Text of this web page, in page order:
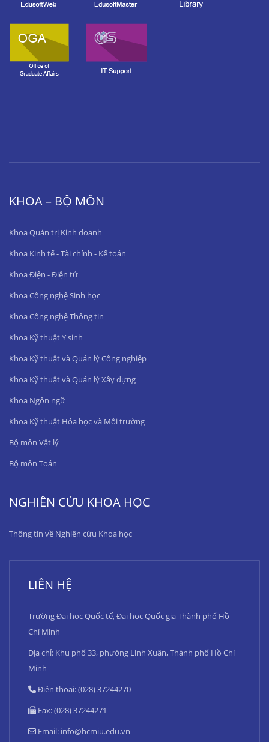
KHOA – BỘ MÔN
Khoa Quản trị Kinh doanh
Khoa Kinh tế - Tài chính - Kế toán
Khoa Điện - Điện tử
Khoa Công nghệ Sinh học
Khoa Công nghệ Thông tin
Khoa Kỹ thuật Y sinh
Khoa Kỹ thuật và Quản lý Công nghiệp
Khoa Kỹ thuật và Quản lý Xây dựng
Khoa Ngôn ngữ
Khoa Kỹ thuật Hóa học và Môi trường
Bộ môn Vật lý
Bộ môn Toán
NGHIÊN CỨU KHOA HỌC
Thông tin về Nghiên cứu Khoa học
LIÊN HỆ
Trường Đại học Quốc tế, Đại học Quốc gia Thành phố Hồ
Chí Minh
Địa chỉ: Khu phố 33, phường Linh Xuân, Thành phố Hồ Chí
Minh
Điện thoại: (028) 37244270
Fax: (028) 37244271
Email: info@hcmiu.edu.vn